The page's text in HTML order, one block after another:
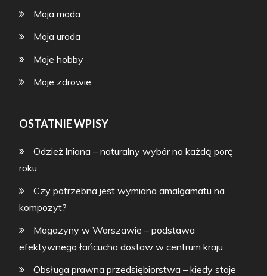
Moja moda
Moja uroda
Moje hobby
Moje zdrowie
OSTATNIE WPISY
Odzież lniana – naturalny wybór na każdą porę
roku
Czy potrzebna jest wymiana amalgamatu na
kompozyt?
Magazyny w Warszawie – podstawa
efektywnego łańcucha dostaw w centrum kraju
Obsługa prawna przedsiębiorstwa – kiedy staje